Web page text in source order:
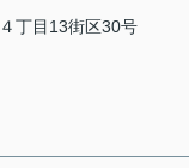
４丁目13街区30号